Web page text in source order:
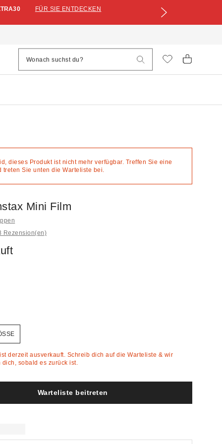
FÜR SIE ENTDECKEN
dieses Produkt ist nicht mehr verfügbar. Treffen Sie eine
treten Sie unten die Warteliste bei.
Mini Film
Rezension(en)
derzeit ausverkauft. Schreib dich auf die Warteliste & wir
dich, sobald es zurück ist.
Warteliste beitreten